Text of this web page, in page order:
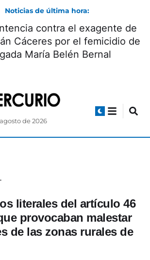
Noticias de última hora:
contra el exagente de
Cáceres por el femicidio de
María Belén Bernal
de 2026
literales del artículo 46
provocaban malestar
de las zonas rurales de